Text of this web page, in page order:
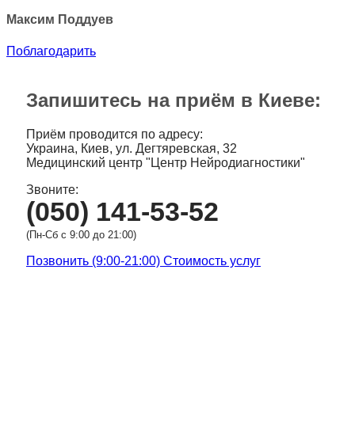
Максим Поддуев
Поблагодарить
Запишитесь на приём в Киеве:
Приём проводится по адресу:
Украина, Киев, ул. Дегтяревская, 32
Медицинский центр "Центр Нейродиагностики"
Звоните:
(050) 141-53-52
(Пн-Сб с 9:00 до 21:00)
Позвонить (9:00-21:00) Стоимость услуг